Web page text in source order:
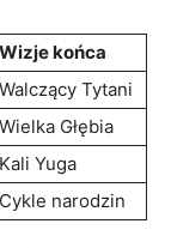
Wizje końca
Walczący Tytani
Wielka Głębia
Kali Yuga
Cykle narodzin